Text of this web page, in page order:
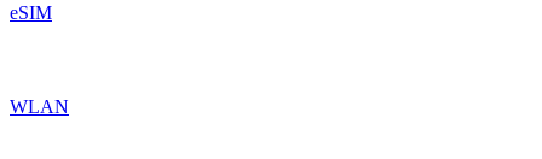
eSIM
WLAN